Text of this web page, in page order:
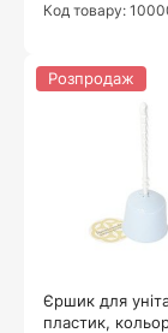
Код товару:
Єршик для
пластик,
Розпродаж